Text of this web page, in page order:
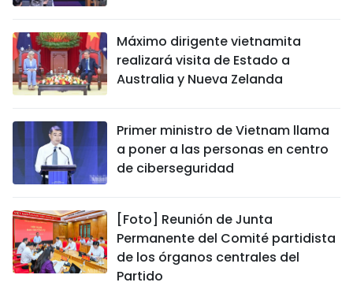
Máximo dirigente vietnamita
realizará visita de Estado a
Australia y Nueva Zelanda
Primer ministro de Vietnam llama
a poner a las personas en centro
de ciberseguridad
[Foto] Reunión de Junta
Permanente del Comité partidista
de los órganos centrales del
Partido